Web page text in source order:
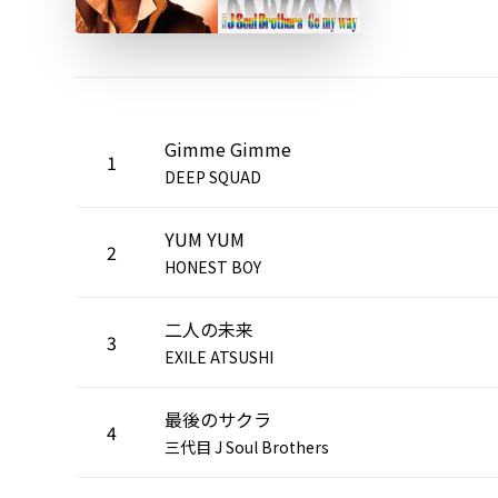
1 Gimme Gimme
DEEP SQUAD
2 YUM YUM
HONEST BOY
3 二人の未来
EXILE ATSUSHI
4 最後のサクラ
三代目 J Soul Brothers